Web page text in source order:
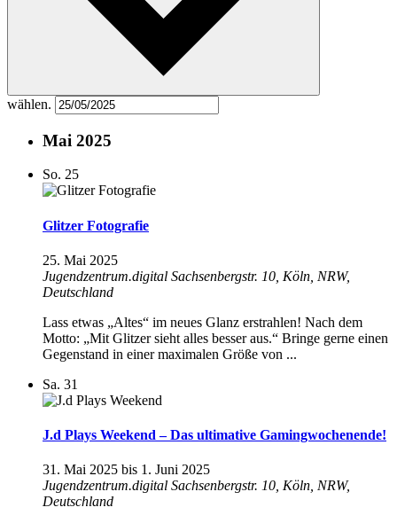
wählen.
Mai 2025
So. 25
Glitzer Fotografie
25. Mai 2025
Jugendzentrum.digital Sachsenbergstr. 10, Köln, NRW,
Deutschland
Lass etwas „Altes“ im neues Glanz erstrahlen! Nach dem
Motto: „Mit Glitzer sieht alles besser aus.“ Bringe gerne einen
Gegenstand in einer maximalen Größe von ...
Sa. 31
J.d Plays Weekend – Das ultimative Gamingwochenende!
31. Mai 2025 bis 1. Juni 2025
Jugendzentrum.digital Sachsenbergstr. 10, Köln, NRW,
Deutschland